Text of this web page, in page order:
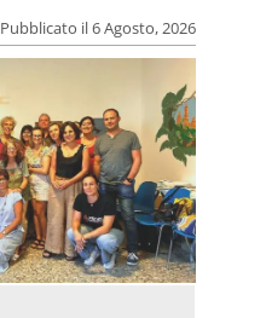
Pubblicato il 6 Agosto, 2026